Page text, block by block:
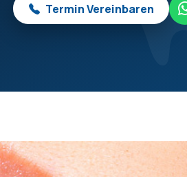
Termin Vereinbaren